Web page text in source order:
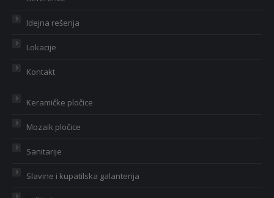
Idejna rešenja
Lokacije
Kontakt
Keramičke pločice
Mozaik pločice
Sanitarije
Slavine i kupatilska galanterija